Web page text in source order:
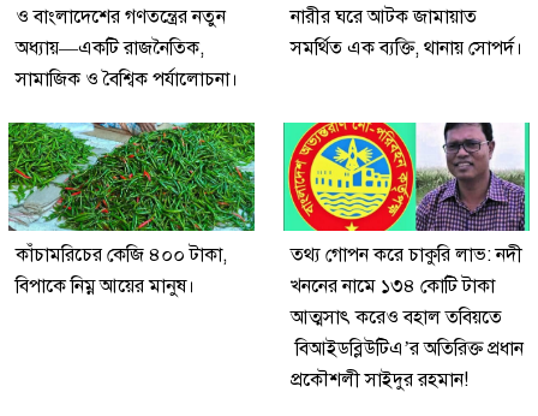
ও বাংলাদেশের গণতন্ত্রের নতুন
অধ্যায়—একটি রাজনৈতিক,
সামাজিক ও বৈশ্বিক পর্যালোচনা।
নারীর ঘরে আটক জামায়াত
সমর্থিত এক ব্যক্তি, থানায় সোপর্দ।
কাঁচামরিচের কেজি ৪০০ টাকা,
বিপাকে নিম্ন আয়ের মানুষ।
তথ্য গোপন করে চাকুরি লাভ: নদী
খননের নামে ১৩৪ কোটি টাকা
আত্মসাৎ করেও বহাল তবিয়তে
বিআইডব্লিউটিএ’র অতিরিক্ত প্রধান
প্রকৌশলী সাইদুর রহমান!